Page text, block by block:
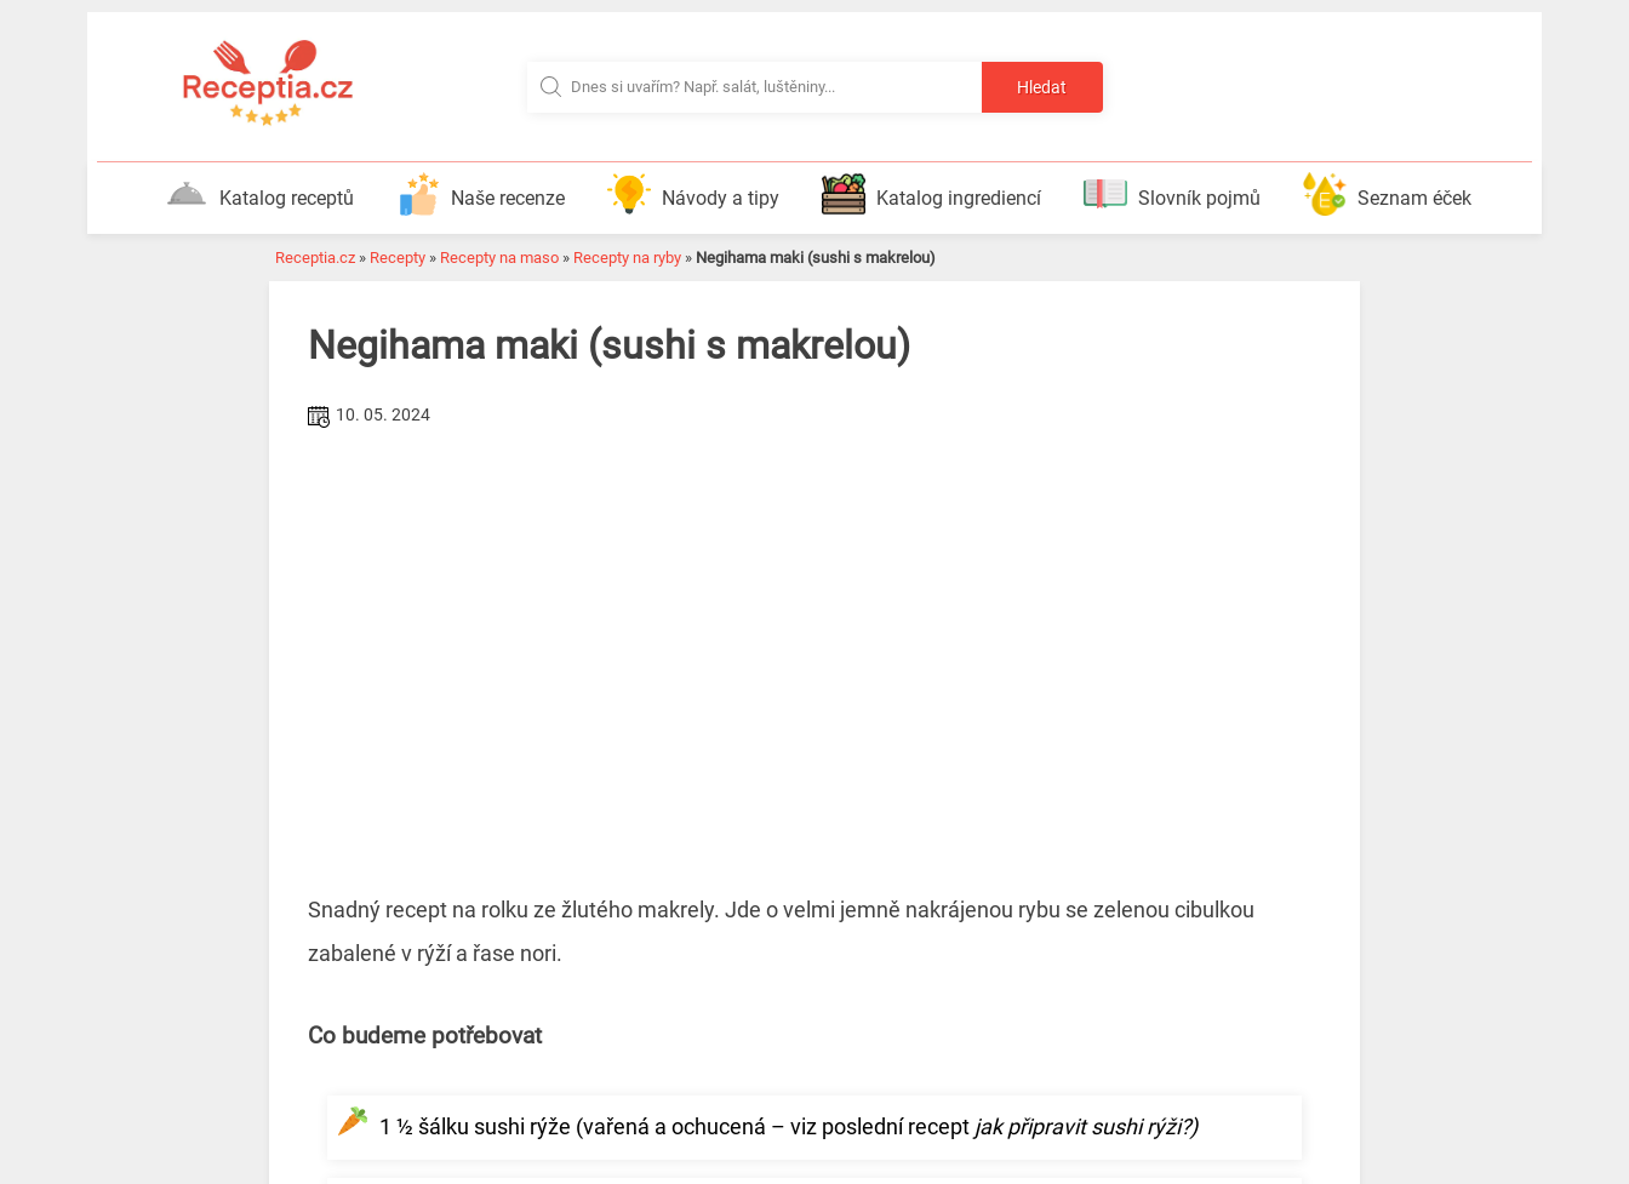
Hledat
Katalog receptů Naše recenze Návody a tipy Katalog ingrediencí Slovník pojmů Seznam éček
Receptia.cz » Recepty » Recepty na maso » Recepty na ryby » Negihama maki (sushi s makrelou)
Negihama maki (sushi s makrelou)
10. 05. 2024
Snadný recept na rolku ze žlutého makrely. Jde o velmi jemně nakrájenou rybu se zelenou cibulkou
zabalené v rýží a řase nori.
Co budeme potřebovat
1 ½ šálku sushi rýže (vařená a ochucená – viz poslední recept jak připravit sushi rýži?)